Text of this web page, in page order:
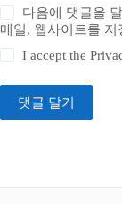
다음에 댓글을
메일, 웹사이트를 저
I accept the
댓글 달기